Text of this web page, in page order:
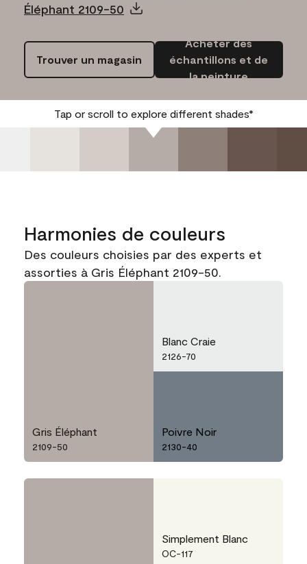
Éléphant 2109-50
Trouver un magasin
Acheter des
échantillons et de
la peinture
Tap or scroll to explore different shades*
Harmonies de couleurs
Des couleurs choisies par des experts et
assorties à Gris Éléphant 2109-50.
Gris Éléphant
2109-50
Blanc Craie
2126-70
Poivre Noir
2130-40
Simplement Blanc
OC-117